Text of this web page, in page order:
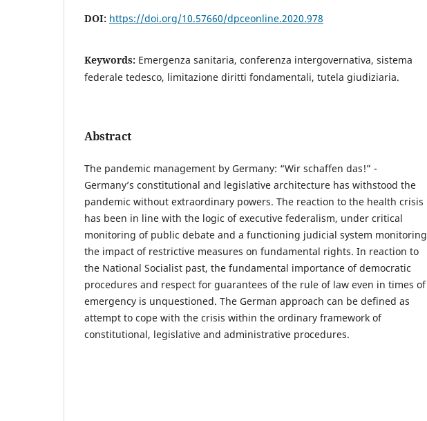
DOI: https://doi.org/10.57660/dpceonline.2020.978
Keywords: Emergenza sanitaria, conferenza intergovernativa, sistema
federale tedesco, limitazione diritti fondamentali, tutela giudiziaria.
Abstract
The pandemic management by Germany: “Wir schaffen das!” -
Germany’s constitutional and legislative architecture has withstood the
pandemic without extraordinary powers. The reaction to the health crisis
has been in line with the logic of executive federalism, under critical
monitoring of public debate and a functioning judicial system monitoring
the impact of restrictive measures on fundamental rights. In reaction to
the National Socialist past, the fundamental importance of democratic
procedures and respect for guarantees of the rule of law even in times of
emergency is unquestioned. The German approach can be defined as
attempt to cope with the crisis within the ordinary framework of
constitutional, legislative and administrative procedures.